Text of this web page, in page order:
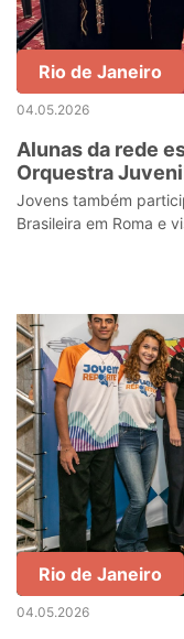
Rio de Janeiro
04.05.2026
Alunas da rede
Orquestra
apresentaram
Jovens também
Brasileira em Roma e
Rio de Janeiro
04.05.2026